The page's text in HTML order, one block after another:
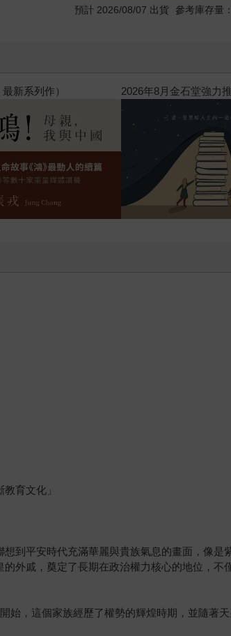
預計 2026/08/07 出貨 參考庫存
閱讀漫遊錄-2026上半年
育文化」
到平安時代充滿華麗與貴族氣息的畫面，像是
外戚，奠定了長期在政治權力核心的地位，
，這個家族經歷了權勢的輝煌時期，並隨著